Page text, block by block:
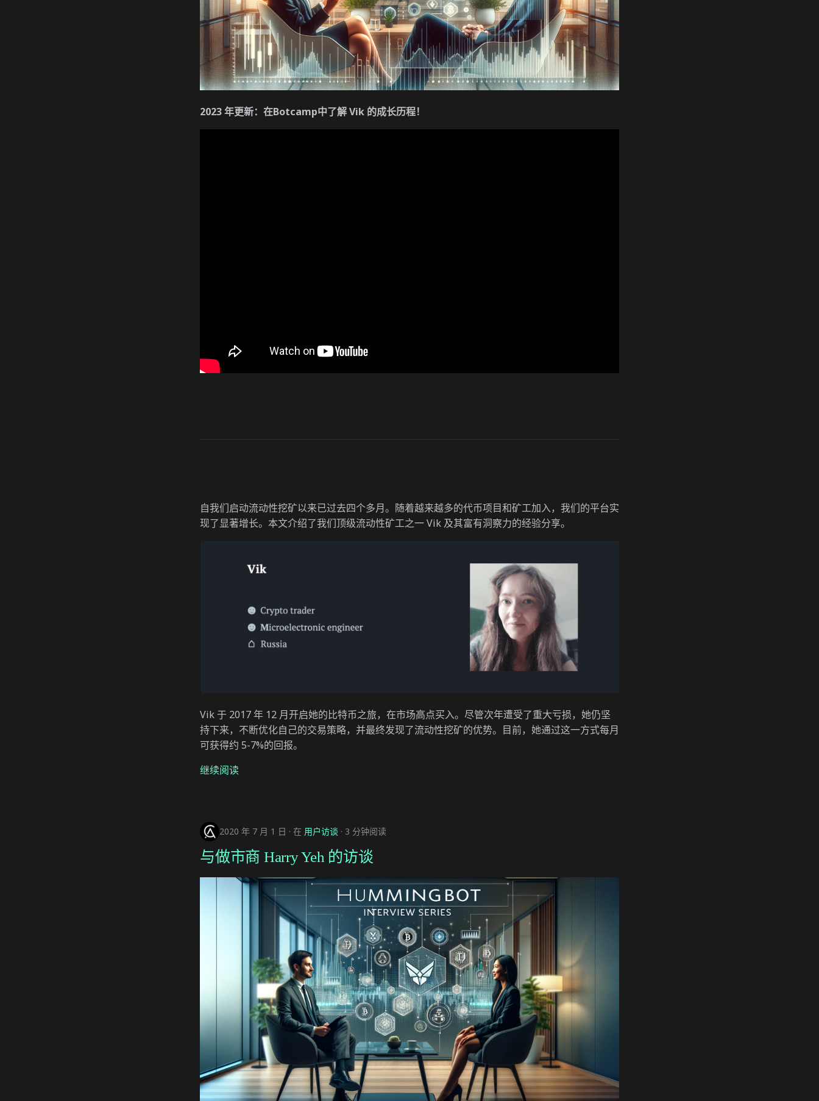
2023 年更新：在Botcamp中了解 Vik 的成长历程！
自我们启动流动性挖矿以来已过去四个多月。随着越来越多的代币项目和矿工加入，我们的平台实
现了显著增长。本文介绍了我们顶级流动性矿工之一 Vik 及其富有洞察力的经验分享。
Vik 于 2017 年 12 月开启她的比特币之旅，在市场高点买入。尽管次年遭受了重大亏损，她仍坚
持下来，不断优化自己的交易策略，并最终发现了流动性挖矿的优势。目前，她通过这一方式每月
可获得约 5-7%的回报。
继续阅读
2020 年 7 月 1 日 在 用户访谈 3 分钟阅读
与做市商 Harry Yeh 的访谈